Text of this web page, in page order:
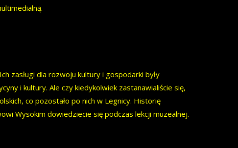
zasługi dla rozwoju kultury i gospodarki były
i kultury. Ale czy kiedykolwiek zastanawialiście się,
co pozostało po nich w Legnicy. Historię
Wysokim dowiedziecie się podczas lekcji muzealnej.